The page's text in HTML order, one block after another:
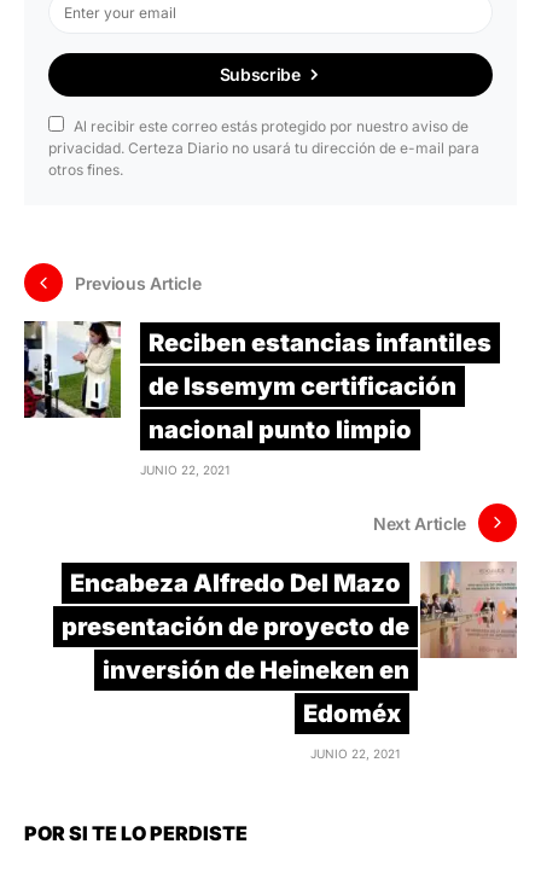
Subscribe
Al recibir este correo estás protegido por nuestro aviso de
privacidad. Certeza Diario no usará tu dirección de e-mail para
otros fines.
Previous Article
Reciben estancias infantiles
de Issemym certificación
nacional punto limpio
JUNIO 22, 2021
Next Article
Encabeza Alfredo Del Mazo
presentación de proyecto de
inversión de Heineken en
Edoméx
JUNIO 22, 2021
POR SI TE LO PERDISTE